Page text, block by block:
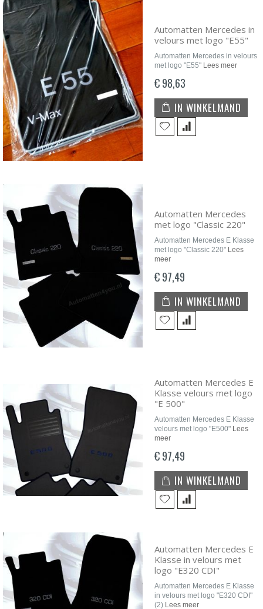
Automatten Mercedes in
velours met logo "E55"
Automatten Mercedes in velours
met logo "E55" Lees meer
€ 98,63
IN WINKELMAND
Automatten Mercedes
met logo "Classic 220"
Automatten Mercedes E Klasse
met logo "Classic 220" Lees
meer
€ 97,49
IN WINKELMAND
Automatten Mercedes E
Klasse velours met logo
"E 500"
Automatten Mercedes E Klasse
velours met logo "E500" Lees
meer
€ 97,49
IN WINKELMAND
Automatten Mercedes E
Klasse in velours met
logo "E320 CDI"
Automatten Mercedes E Klasse
in velours met logo "E320 CDI"
(2) Lees meer